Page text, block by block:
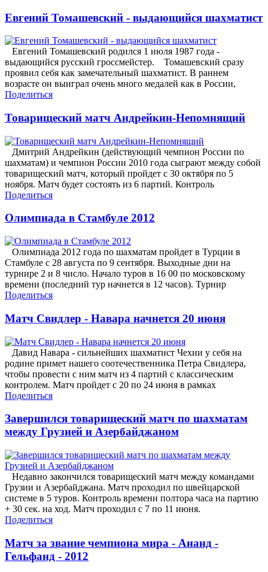
Евгений Томашевский - выдающийся шахматист
Евгений Томашевский родился 1 июля 1987 года -
выдающийся русский гроссмейстер. Томашевский сразу
проявил себя как замечательный шахматист. В раннем
возрасте он выиграл очень много медалей как в России,
Поделиться
Товарищеский матч Андрейкин-Непомнящий
Дмитрий Андрейкин (действующий чемпион России по
шахматам) и чемпион России 2010 года сыграют между собой
товарищеский матч, который пройдет с 30 октября по 5
ноября. Матч будет состоять из 6 партий. Контроль
Поделиться
Олимпиада в Стамбуле 2012
Олимпиада 2012 года по шахматам пройдет в Турции в
Стамбуле с 28 августа по 9 сентября. Выходные дни на
турнире 2 и 8 число. Начало туров в 16 00 по московскому
времени (последний тур начнется в 12 часов). Турнир
Поделиться
Матч Свидлер - Навара начнется 20 июня
Давид Навара - сильнейших шахматист Чехии у себя на
родине примет нашего соотечественника Петра Свидлера,
чтобы провести с ним матч из 4 партий с классическим
контролем. Матч пройдет с 20 по 24 июня в рамках
Поделиться
Завершился товарищеский матч по шахматам
между Грузией и Азербайджаном
Недавно закончился товарищеский матч между командами
Грузии и Азербайджана. Матч проходил по швейцарской
системе в 5 туров. Контроль времени полтора часа на партию
+ 30 сек. на ход. Матч проходил с 7 по 11 июня.
Поделиться
Матч за звание чемпиона мира - Ананд -
Гельфанд - 2012